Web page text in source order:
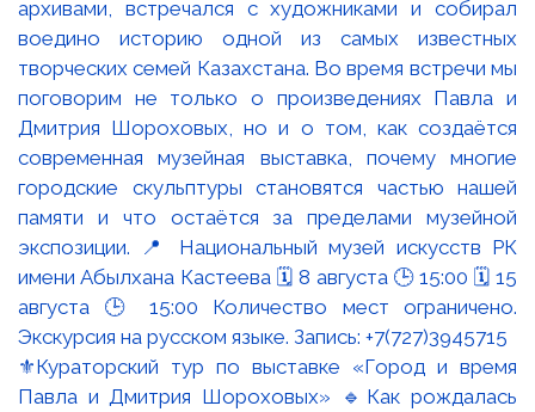
⚜️Кураторский тур по выставке «Город и время
Павла и Дмитрия Шороховых» 🔹Как рождалась